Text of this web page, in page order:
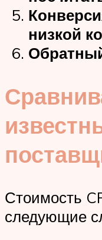
низкой
Стоимость
следующие